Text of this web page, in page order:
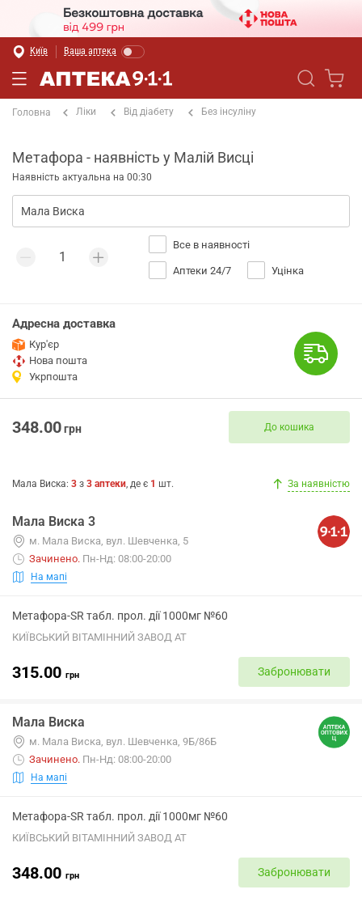
Київ Ваша аптека
Головна Ліки Від діабету Без інсуліну
Метафора - наявність у Малій Висці
Наявність актуальна на 00:30
Все в наявності
Аптеки 24/7 Уцінка
Адресна доставка
Кур'єр
Нова пошта
Укрпошта
348.00грн До кошика
Мала Виска: 3 з 3 аптеки, де є 1 шт. За наявністю
Мала Виска 3
м. Мала Виска, вул. Шевченка, 5
Зачинено. Пн-Нд: 08:00-20:00
На мапі
Метафора-SR табл. прол. дії 1000мг №60
КИЇВСЬКИЙ ВІТАМІННИЙ ЗАВОД АТ
315.00 грн Забронювати
Мала Виска
м. Мала Виска, вул. Шевченка, 9Б/86Б
Зачинено. Пн-Нд: 08:00-20:00
На мапі
Метафора-SR табл. прол. дії 1000мг №60
КИЇВСЬКИЙ ВІТАМІННИЙ ЗАВОД АТ
348.00 грн Забронювати